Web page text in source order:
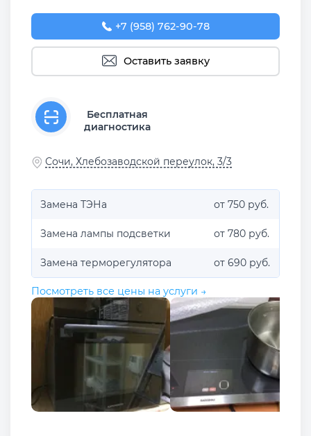
+7 (958) 762-90-78
Оставить заявку
Бесплатная
диагностика
Сочи, Хлебозаводской переулок, 3/3
Замена ТЭНа от 750 руб.
Замена лампы подсветки от 780 руб.
Замена терморегулятора от 690 руб.
Посмотреть все цены на услуги →